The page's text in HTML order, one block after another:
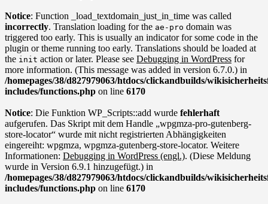
Notice: Function _load_textdomain_just_in_time was called
incorrectly. Translation loading for the ae-pro domain was
triggered too early. This is usually an indicator for some code in the
plugin or theme running too early. Translations should be loaded at
the init action or later. Please see Debugging in WordPress for
more information. (This message was added in version 6.7.0.) in
/homepages/38/d827979063/htdocs/clickandbuilds/
includes/functions.php on line 6170
Notice: Die Funktion WP_Scripts::add wurde fehlerhaft
aufgerufen. Das Skript mit dem Handle „wpgmza-pro-gutenberg-
store-locator“ wurde mit nicht registrierten Abhängigkeiten
eingereiht: wpgmza, wpgmza-gutenberg-store-locator. Weitere
Informationen: Debugging in WordPress (engl.). (Diese Meldung
wurde in Version 6.9.1 hinzugefügt.) in
/homepages/38/d827979063/htdocs/clickandbuilds/
includes/functions.php on line 6170